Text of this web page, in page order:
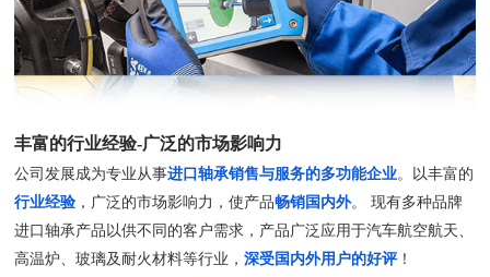
丰富的行业经验-广泛的市场影响力
公司发展成为专业从事进口轴承销售与服务的多功能企业。以丰富的
行业经验 ，广泛的市场影响力，使产品畅销国内外。 现有多种品牌
进口轴承产品以供不同的客户需求，产品广泛应用于汽车航空航天、
高温炉、玻璃及耐火材料等行业，深受国内外用户的好评！